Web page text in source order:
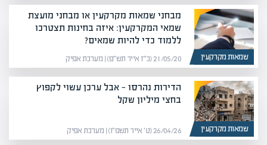
שמאות מקרקעין
מבחני שמאות מקרקעין או מבחני מועצת
שמאי המקרקעין: איזה בחינות תצטרכו
ללמוד כדי להיות שמאים?
21/05/20 (כ״ז אייר תש״פ) | מערכת אפיק
שמאות מקרקעין
הדירות נהרסו — אבל ערכן עשוי לקפוץ
בחצי מיליון שקל
26/04/26 (ט׳ אייר תשפ״ו) | מערכת אפיק